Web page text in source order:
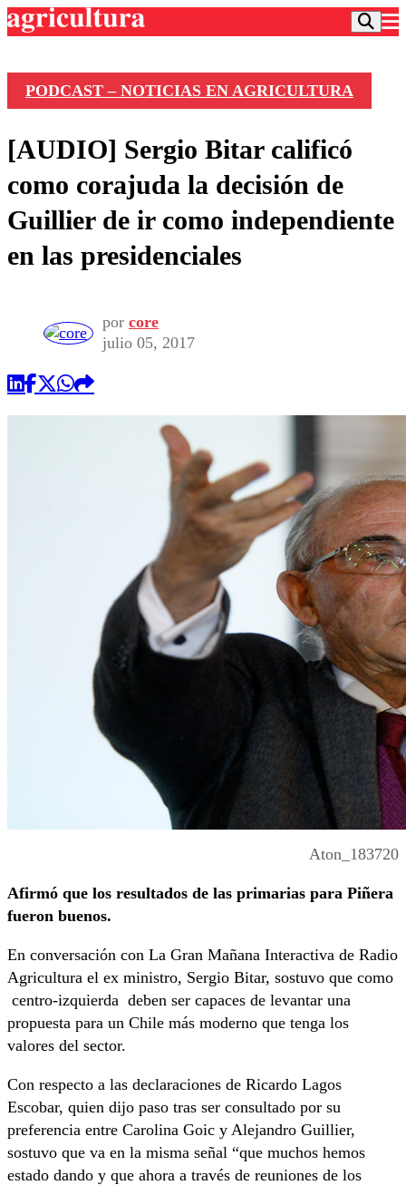
Frecuencias
Agricultura TV
Deportes
Colo Colo
Motor
Torneo Internacional
Torneo Nacional
Entretención
Noticias
Internacional
Nacional
Vida Social
Programas
Comercial
PODCAST – NOTICIAS EN AGRICULTURA
[AUDIO] Sergio Bitar calificó
como corajuda la decisión de
Guillier de ir como independiente
en las presidenciales
por core
julio 05, 2017
Aton_183720
Afirmó que los resultados de las primarias para Piñera
fueron buenos.
En conversación con La Gran Mañana Interactiva de Radio
Agricultura el ex ministro, Sergio Bitar, sostuvo que como
centro-izquierda deben ser capaces de levantar una
propuesta para un Chile más moderno que tenga los
valores del sector.
Con respecto a las declaraciones de Ricardo Lagos
Escobar, quien dijo paso tras ser consultado por su
preferencia entre Carolina Goic y Alejandro Guillier,
sostuvo que va en la misma señal “que muchos hemos
estado dando y que ahora a través de reuniones de los